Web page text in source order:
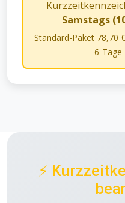
Samstags
Standard-Paket 78,70
6-
⚡